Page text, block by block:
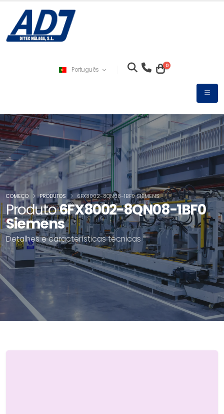
Português 0
Produto6FX8002-8QN08-1BF0
Siemens
Detalhes e características técnicas
COMEÇO PRODUTOS 6FX8002-8QN08-1BF0 SIEMENS